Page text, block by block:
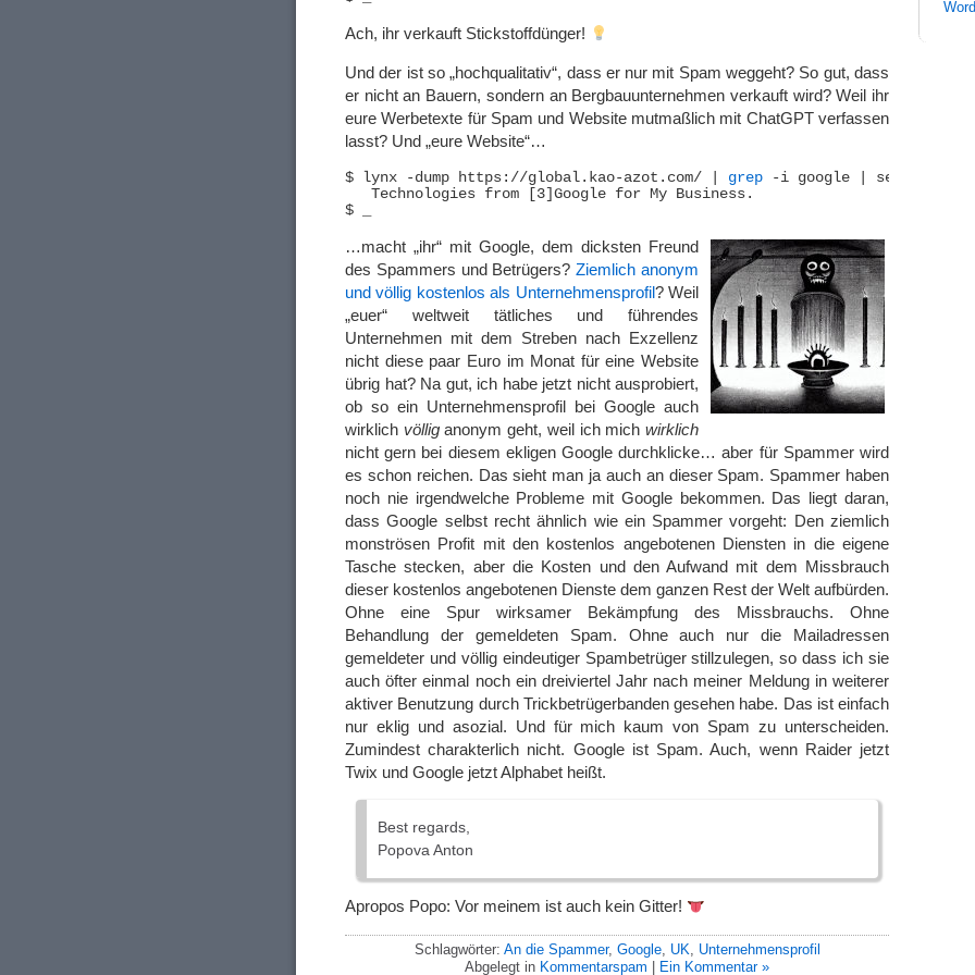
Ach, ihr verkauft Stickstoffdünger!
Und der ist so „hochqualitativ“, dass er nur mit Spam weggeht? So gut, dass
er nicht an Bauern, sondern an Bergbauunternehmen verkauft wird? Weil ihr
eure Werbetexte für Spam und Website mutmaßlich mit ChatGPT verfassen
lasst? Und „eure Website“…
$ lynx -dump https://global.kao-azot.com/ | grep -i google | sed -n 2p
   Technologies from [3]Google for My Business.
…macht „ihr“ mit Google, dem dicksten Freund
des Spammers und Betrügers?Ziemlich anonym
und völlig kostenlos als Unternehmensprofil? Weil
„euer“ weltweit tätliches und führendes
Unternehmen mit dem Streben nach Exzellenz
nicht diese paar Euro im Monat für eine Website
übrig hat? Na gut, ich habe jetzt nicht ausprobiert,
ob so ein Unternehmensprofil bei Google auch
wirklich völliganonym geht, weil ich michwirklich
nicht gern bei diesem ekligen Google durchklicke… aber für Spammer wird
es schon reichen. Das sieht man ja auch an dieser Spam. Spammer haben
noch nie irgendwelche Probleme mit Google bekommen. Das liegt daran,
dass Google selbst recht ähnlich wie ein Spammer vorgeht: Den ziemlich
monströsen Profit mit den kostenlos angebotenen Diensten in die eigene
Tasche stecken, aber die Kosten und den Aufwand mit dem Missbrauch
dieser kostenlos angebotenen Dienste dem ganzen Rest der Welt aufbürden.
Ohne eine Spur wirksamer Bekämpfung des Missbrauchs. Ohne
Behandlung der gemeldeten Spam. Ohne auch nur die Mailadressen
gemeldeter und völlig eindeutiger Spambetrüger stillzulegen, so dass ich sie
auch öfter einmal noch ein dreiviertel Jahr nach meiner Meldung in weiterer
aktiver Benutzung durch Trickbetrügerbanden gesehen habe. Das ist einfach
nur eklig und asozial. Und für mich kaum von Spam zu unterscheiden.
Zumindest charakterlich nicht. Google ist Spam. Auch, wenn Raider jetzt
Twix und Google jetzt Alphabet heißt.
Best regards,
Popova Anton
Apropos Popo: Vor meinem ist auch kein Gitter!
Schlagwörter: An die Spammer, Google, UK
Unternehmensprofil
Abgelegt in Kommentarspam | Ein Kommentar »